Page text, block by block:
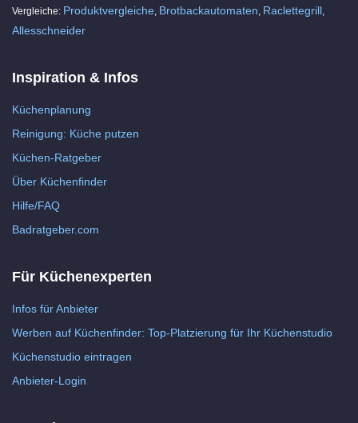
Vergleiche: Produktvergleiche Brotbackautomaten Raclettegrill
Allesschneider
Inspiration & Infos
Küchenplanung
Reinigung: Küche putzen
Küchen-Ratgeber
Über Küchenfinder
Hilfe/FAQ
Badratgeber.com
Für Küchenexperten
Infos für Anbieter
Werben auf Küchenfinder: Top-Platzierung für Ihr Küchenstudio
Küchenstudio eintragen
Anbieter-Login